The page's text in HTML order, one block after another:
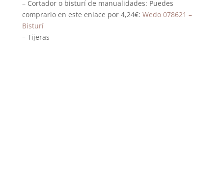
– Cortador o bisturí de manualidades: Puedes
comprarlo en este enlace por 4,24€: Wedo 078621 –
Bisturí
– Tijeras